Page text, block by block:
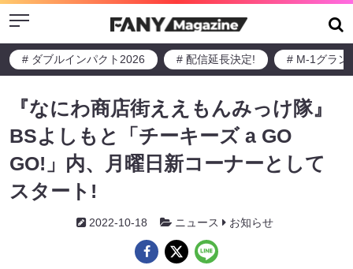
Menu
# ダブルインパクト2026 # 配信延長決定! # M-1グラン
『なにわ商店街ええもんみっけ隊』
BSよしもと「チーキーズ a GO
GO!」内、月曜日新コーナーとして
スタート!
2022-10-18 ニュース お知らせ